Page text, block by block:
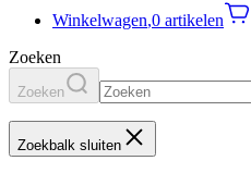
Winkelwagen,0 artikelen
Zoeken
Zoeken
Zoekbalk sluiten